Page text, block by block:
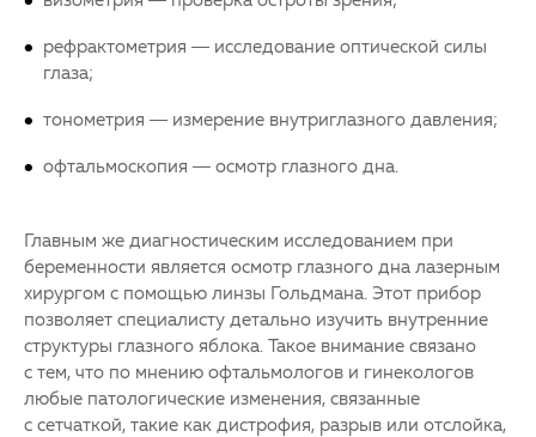
рефрактометрия — исследование оптической силы
глаза;
тонометрия — измерение внутриглазного давления;
офтальмоскопия — осмотр глазного дна.
Главным же диагностическим исследованием при
беременности является осмотр глазного дна лазерным
хирургом с помощью линзы Гольдмана. Этот прибор
позволяет специалисту детально изучить внутренние
структуры глазного яблока. Такое внимание связано
с тем, что по мнению офтальмологов и гинекологов
любые патологические изменения, связанные
с сетчаткой, такие как дистрофия, разрыв или отслойка,